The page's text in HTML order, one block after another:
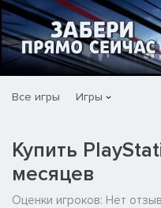
Все игры Игры
Купить
месяцев
Оценки игроков: Нет